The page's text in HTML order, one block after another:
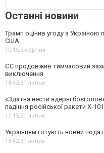
Останні новини
Трамп оцінив угоду з
США
10:15,2 серпня
ЄС продовжив тимчасовий
виключення
18:42,31 липня
«Здатна нести ядерні
падіння російської ракети Х-101
17:15,31 липня
Українцям готують новий
15:42,31 липня